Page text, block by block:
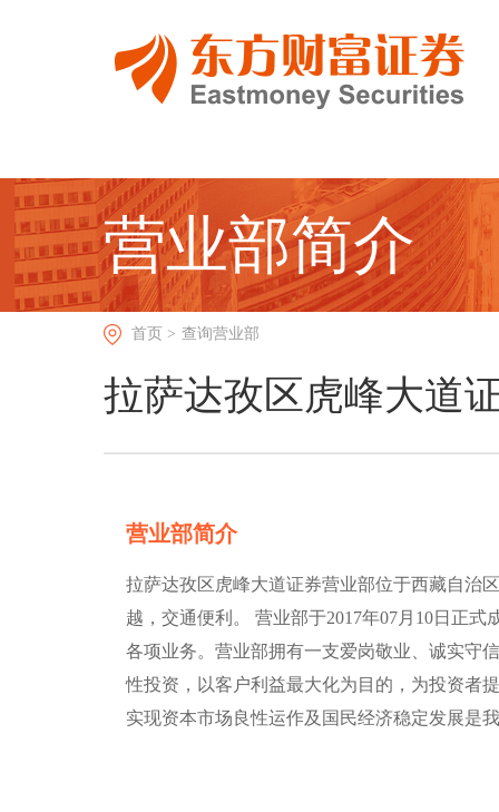
营业部简介
首页 > 查询营业部
拉萨达孜区虎峰大道
营业部简介
拉萨达孜区虎峰大道证券营业部位于西藏自治
越，交通便利。 营业部于2017年07月10日正
各项业务。营业部拥有一支爱岗敬业、诚实守
性投资，以客户利益最大化为目的，为投资者
实现资本市场良性运作及国民经济稳定发展是